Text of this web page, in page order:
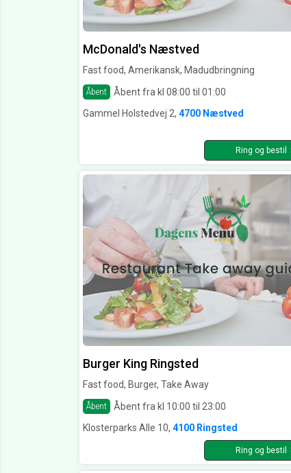
McDonald's Næstved
Fast food, Amerikansk, Madudbringning
Åbent
Åbent fra kl 08:00 til 01:00
Gammel Holstedvej 2, 4700 Næstved
Ring og bestil
Burger King Ringsted
Fast food, Burger, Take Away
Åbent
Åbent fra kl 10:00 til 23:00
Klosterparks Alle 10, 4100 Ringsted
Ring og bestil